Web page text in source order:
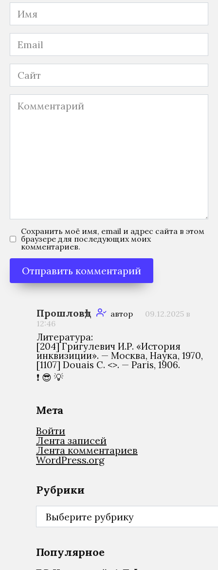
Имя
Email
Сайт
Комментарий
Сохранить моё имя, email и адрес сайта в этом
браузере для последующих моих
комментариев.
Прошловѣд автор
09.12.2025 в
12:46
Литература:
[204] Григулевич И.Р. «История
инквизиции». — Москва, Наука, 1970,
[1107] Douais C. <>. — Paris, 1906.
❗ 😎 💡
Мета
Войти
Лента записей
Лента комментариев
WordPress.org
Рубрики
Рубрики
Популярное